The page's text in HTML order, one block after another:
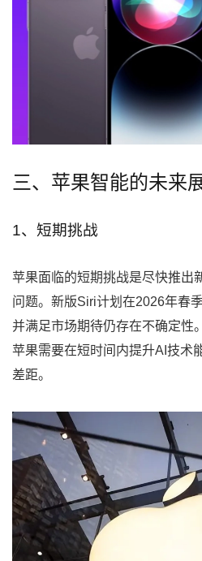
三、苹果智能的未来
1、短期挑战
苹果面临的短期挑战是尽快推出
问题。新版Siri计划在2026年春
并满足市场期待仍存在不确定性。
苹果需要在短时间内提升AI技术
差距。